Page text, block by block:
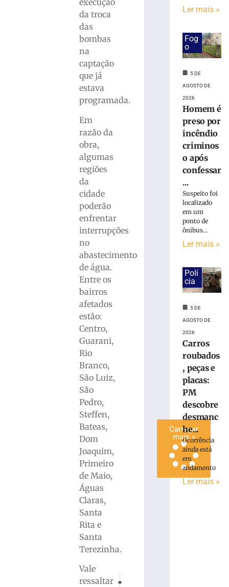
execução
da troca
das
bombas
na
captação
que já
estava
programada.
Em
razão da
obra,
algumas
regiões
da
cidade
poderão
enfrentar
interrupções
no
abastecimento
de água.
Entre os
bairros
afetados
estão:
Centro,
Guarani,
Rio
Branco,
São Luiz,
São
Pedro,
Steffen,
Bateas,
Dom
Joaquim,
Primeiro
de Maio,
Águas
Claras,
Santa
Rita e
Santa
Terezinha.
Vale
ressaltarPRÓXIMO
milhões
obras,
projeto
Cidade
Inteligente
estado
alerta
possíveis
temporais
Carregar
mais »
Ler mais »
Fog
o
5 DE
AGOSTO DE
2026
Homem é
preso por
incêndio
criminos
o após
confessar
...
Suspeito foi
localizado
em um
ponto de
ônibus...
Ler mais »
Polí
cia
5 DE
AGOSTO DE
2026
Carros
roubados
, peças e
placas:
PM
descobre
desmanc
he...
Ocorrência
ainda está
em
andamento
Ler mais »